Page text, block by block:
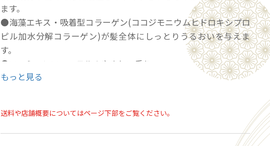
ます。
●海藻エキス・吸着型コラーゲン(ココジモニウムヒドロキシプロ
ピル加水分解コラーゲン)が髪全体にしっとりうるおいを与えま
す。
●フェミニンフローラルのやさしい香り。
【使用方法】シャンプー後、軽く水気を切り、適量（セミロング
の方ならティースプーン2杯程度）を髪全体になじませてすすぎ流
もっと見る
送料や店舗概要についてはページ下部をご覧ください。